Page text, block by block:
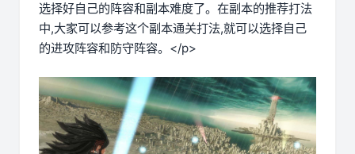
选择好自己的阵容和副本难度了。在副本的推荐打法
中,大家可以参考这个副本通关打法,就可以选择自己
的进攻阵容和防守阵容。</p>